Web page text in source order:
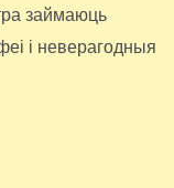
займаюць
і неверагодныя